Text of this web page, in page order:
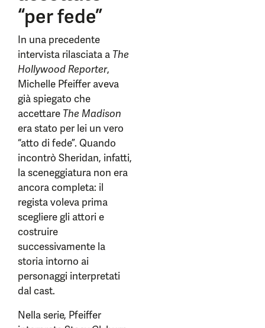
“per fede”
In una precedente
intervista rilasciata a The
Hollywood Reporter,
Michelle Pfeiffer aveva
già spiegato che
accettare The Madison
era stato per lei un vero
“atto di fede”. Quando
incontrò Sheridan, infatti,
la sceneggiatura non era
ancora completa: il
regista voleva prima
scegliere gli attori e
costruire
successivamente la
storia intorno ai
personaggi interpretati
dal cast.
Nella serie, Pfeiffer